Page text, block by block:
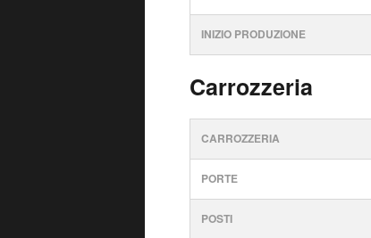
INIZIO PRODUZIONE
Carrozzeria
CARROZZERIA
PORTE
POSTI